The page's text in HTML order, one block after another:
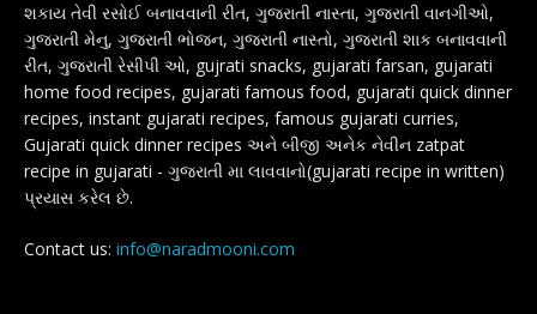
શકાય તેવી રસોઈ બનાવવાની રીત, ગુજરાતી નાસ્તા, ગુજરાતી વાનગીઓ,
ગુજરાતી મેનુ, ગુજરાતી ભોજન, ગુજરાતી નાસ્તો, ગુજરાતી શાક બનાવવાની
રીત, ગુજરાતી રેસીપી ઓ, gujrati snacks, gujarati farsan, gujarati
home food recipes, gujarati famous food, gujarati quick dinner
recipes, instant gujarati recipes, famous gujarati curries,
Gujarati quick dinner recipes અને બીજી અનેક નેવીન zatpat
recipe in gujarati - ગુજરાતી મા લાવવાનો(gujarati recipe in written)
પ્રયાસ કરેલ છે.
Contact us: info@naradmooni.com